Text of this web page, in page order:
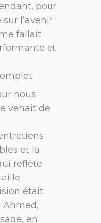
pour
l’avenir
fallait
et
nous
venait de
et la
reflète
était
Ahmed,
en